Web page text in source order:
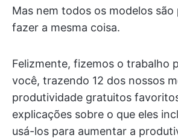
Mas nem todos os modelos
fazer a mesma coisa.
Felizmente, fizemos o trabalho
você, trazendo 12 dos nossos
produtividade gratuitos
explicações sobre o que eles
usá-los para aumentar a